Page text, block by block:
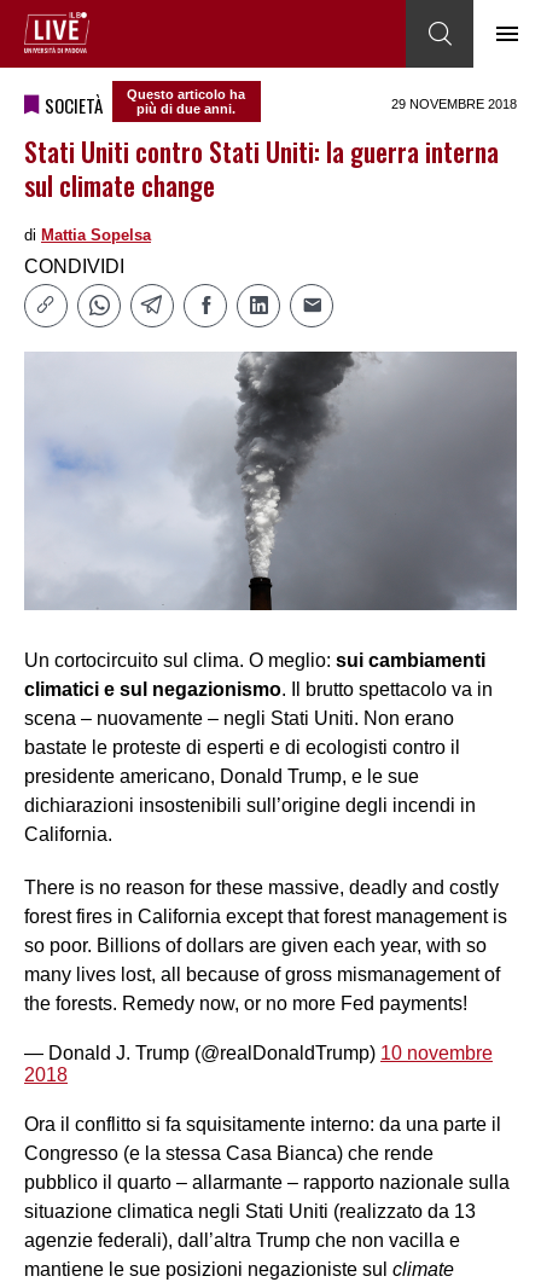
SOCIETÀ
Questo articolo ha
più di due anni.
29 NOVEMBRE 2018
Stati Uniti contro Stati Uniti: la guerra interna
sul climate change
di Mattia Sopelsa
CONDIVIDI
Un cortocircuito sul clima. O meglio: sui cambiamenti
climatici e sul negazionismo. Il brutto spettacolo va in
scena – nuovamente – negli Stati Uniti. Non erano
bastate le proteste di esperti e di ecologisti contro il
presidente americano, Donald Trump, e le sue
dichiarazioni insostenibili sull’origine degli incendi in
California.
There is no reason for these massive, deadly and costly
forest fires in California except that forest management is
so poor. Billions of dollars are given each year, with so
many lives lost, all because of gross mismanagement of
the forests. Remedy now, or no more Fed payments!
— Donald J. Trump (@realDonaldTrump) 10 novembre
2018
Ora il conflitto si fa squisitamente interno: da una parte il
Congresso (e la stessa Casa Bianca) che rende
pubblico il quarto – allarmante – rapporto nazionale sulla
situazione climatica negli Stati Uniti (realizzato da 13
agenzie federali), dall’altra Trump che non vacilla e
mantiene le sue posizioni negazioniste sul climate